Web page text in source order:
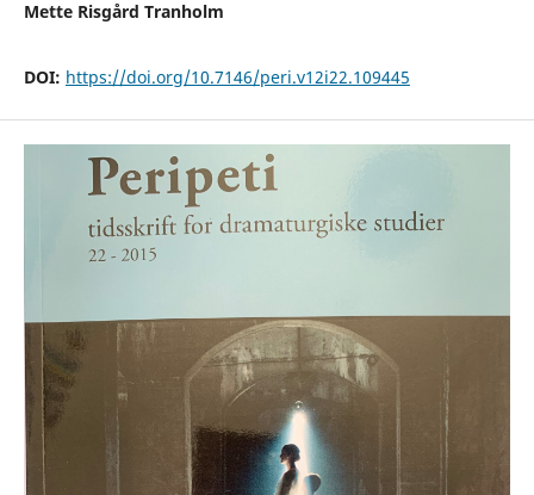
Mette Risgård Tranholm
DOI: https://doi.org/10.7146/peri.v12i22.109445